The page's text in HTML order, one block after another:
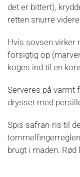
det er bittert),
retten snurre
Hvis sovsen virker
forsigtig op
koges ind til en
Serveres på varmt
drysset med
Spis safran-ris til
brugt i maden.